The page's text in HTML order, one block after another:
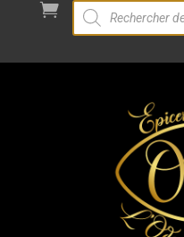

Recherche
de